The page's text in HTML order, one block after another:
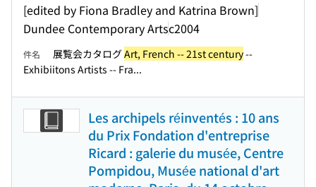
[edited by Fiona Bradley and Katrina Brown]
Dundee Contemporary Artsc2004
件名 展覧会カタログArt, French -- 21st century--
Exhibiitons Artists -- Fra...
Les archipels réinventés : 10 ans
du Prix Fondation d'entreprise
Ricard : galerie du musée, Centre
Pompidou, Musée national d'art